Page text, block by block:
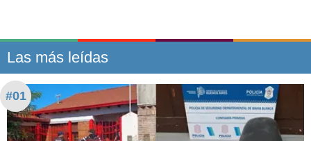
Las más leídas
#01